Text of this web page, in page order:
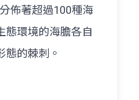
佈著超過100種海
態環境的海膽各自
態的棘刺。